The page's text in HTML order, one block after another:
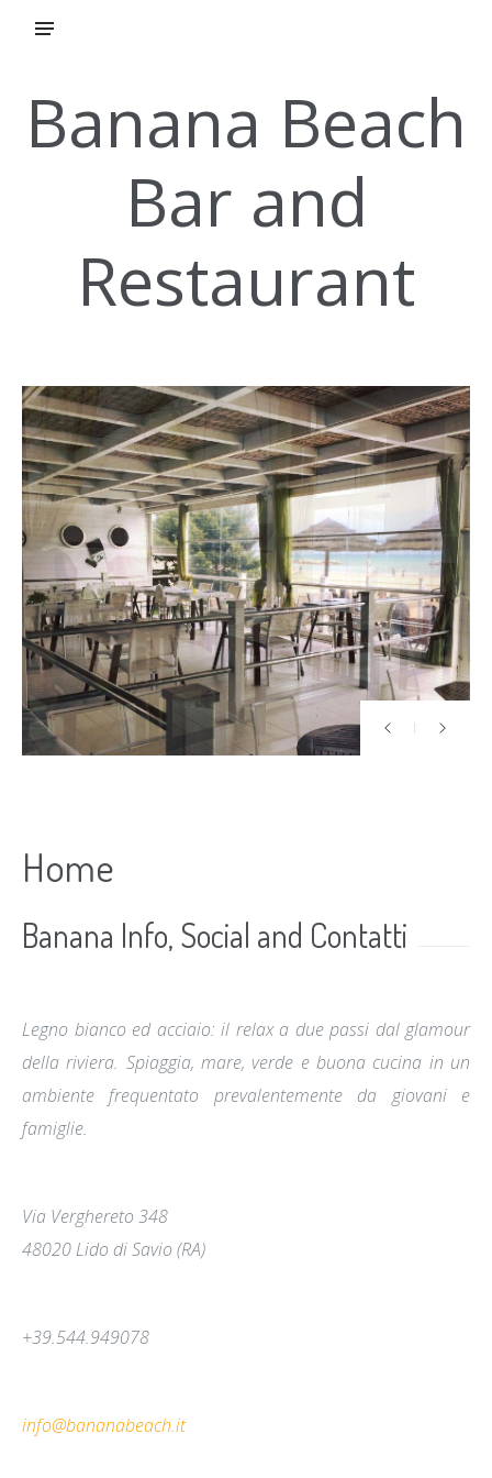
Banana Beach
Bar and
Restaurant
Home
Banana Info, Social and Contatti
Legno bianco ed acciaio: il relax a due passi dal glamour
della riviera. Spiaggia, mare, verde e buona cucina in un
ambiente frequentato prevalentemente da giovani e
famiglie.
Via Verghereto 348
48020 Lido di Savio (RA)
+39.544.949078
info@bananabeach.it